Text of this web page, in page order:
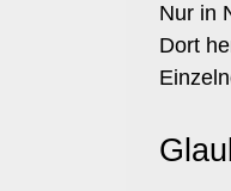
Nur in
Dort